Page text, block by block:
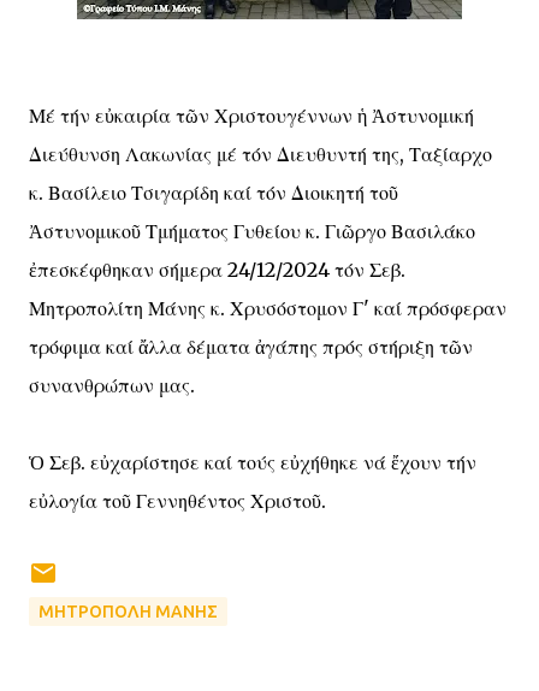
Μέ τήν εὐκαιρία τῶν Χριστουγέννων ἡ Ἀστυνομική
Διεύθυνση Λακωνίας μέ τόν Διευθυντή της, Ταξίαρχο
κ. Βασίλειο Τσιγαρίδη καί τόν Διοικητή τοῦ
Ἀστυνομικοῦ Τμήματος Γυθείου κ. Γιῶργο Βασιλάκο
ἐπεσκέφθηκαν σήμερα 24/12/2024 τόν Σεβ.
Μητροπολίτη Μάνης κ. Χρυσόστομον Γ' καί πρόσφεραν
τρόφιμα καί ἄλλα δέματα ἀγάπης πρός στήριξη τῶν
συνανθρώπων μας.
Ὁ Σεβ. εὐχαρίστησε καί τούς εὐχήθηκε νά ἔχουν τήν
εὐλογία τοῦ Γεννηθέντος Χριστοῦ.
ΜΗΤΡΟΠΟΛΗ ΜΑΝΗΣ